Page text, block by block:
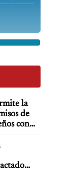
la
de
con